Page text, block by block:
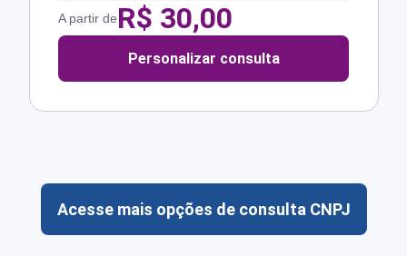
A partir deR$ 30,00
Personalizar consulta
Acesse mais opções de consulta CNPJ